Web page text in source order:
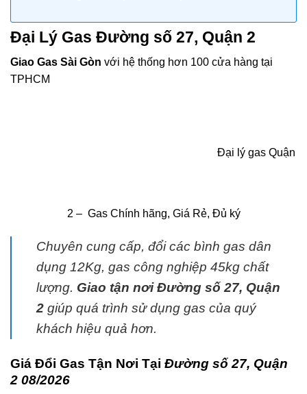
Đại Lý Gas Đường số 27, Quận 2
Giao Gas Sài Gòn với hệ thống hơn 100 cửa hàng tại
TPHCM
Đại lý gas Quận
2 – Gas Chính hãng, Giá Rẻ, Đủ ký
Chuyên cung cấp, đổi các bình gas dân
dụng 12Kg, gas công nghiệp 45kg chất
lượng. Giao tận nơi Đường số 27, Quận
2 giúp quá trình sử dụng gas của quý
khách hiệu quả hơn.
Giá Đổi Gas Tận Nơi Tại Đường số 27, Quận
2 08/2026